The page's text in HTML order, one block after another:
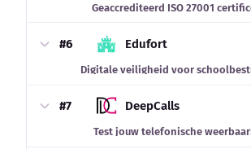
Geaccrediteerd ISO 27001
#6 Edufort
Digitale veiligheid voor
#7 DeepCalls
Test jouw telefonische